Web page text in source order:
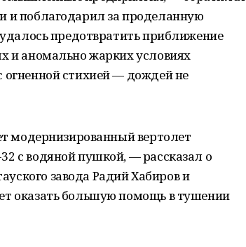
и поблагодарил за проделанную
предотвратить приближение
и аномально жарких условиях
стихией — дождей не
модернизированный вертолет
с водяной пушкой, — рассказал о
завода Радий Хабиров и
оказать большую помощь в тушении